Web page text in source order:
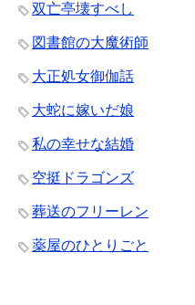
双亡亭壊すべし
図書館の大魔術師
大正処女御伽話
大蛇に嫁いだ娘
私の幸せな結婚
空挺ドラゴンズ
葬送のフリーレン
薬屋のひとりごと